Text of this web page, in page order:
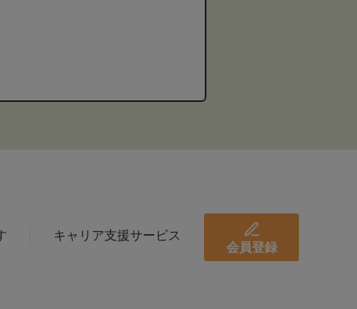
キャリア支援サービス
会員登録